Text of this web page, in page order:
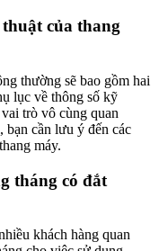
của thang
thường sẽ bao gồm hai
lục về thông số kỹ
trò vô cùng quan
bạn cần lưu ý đến các
máy.
tháng có đắt
khách hàng quan